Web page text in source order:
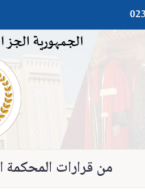
الجمهورية
من قرارات المحكمة